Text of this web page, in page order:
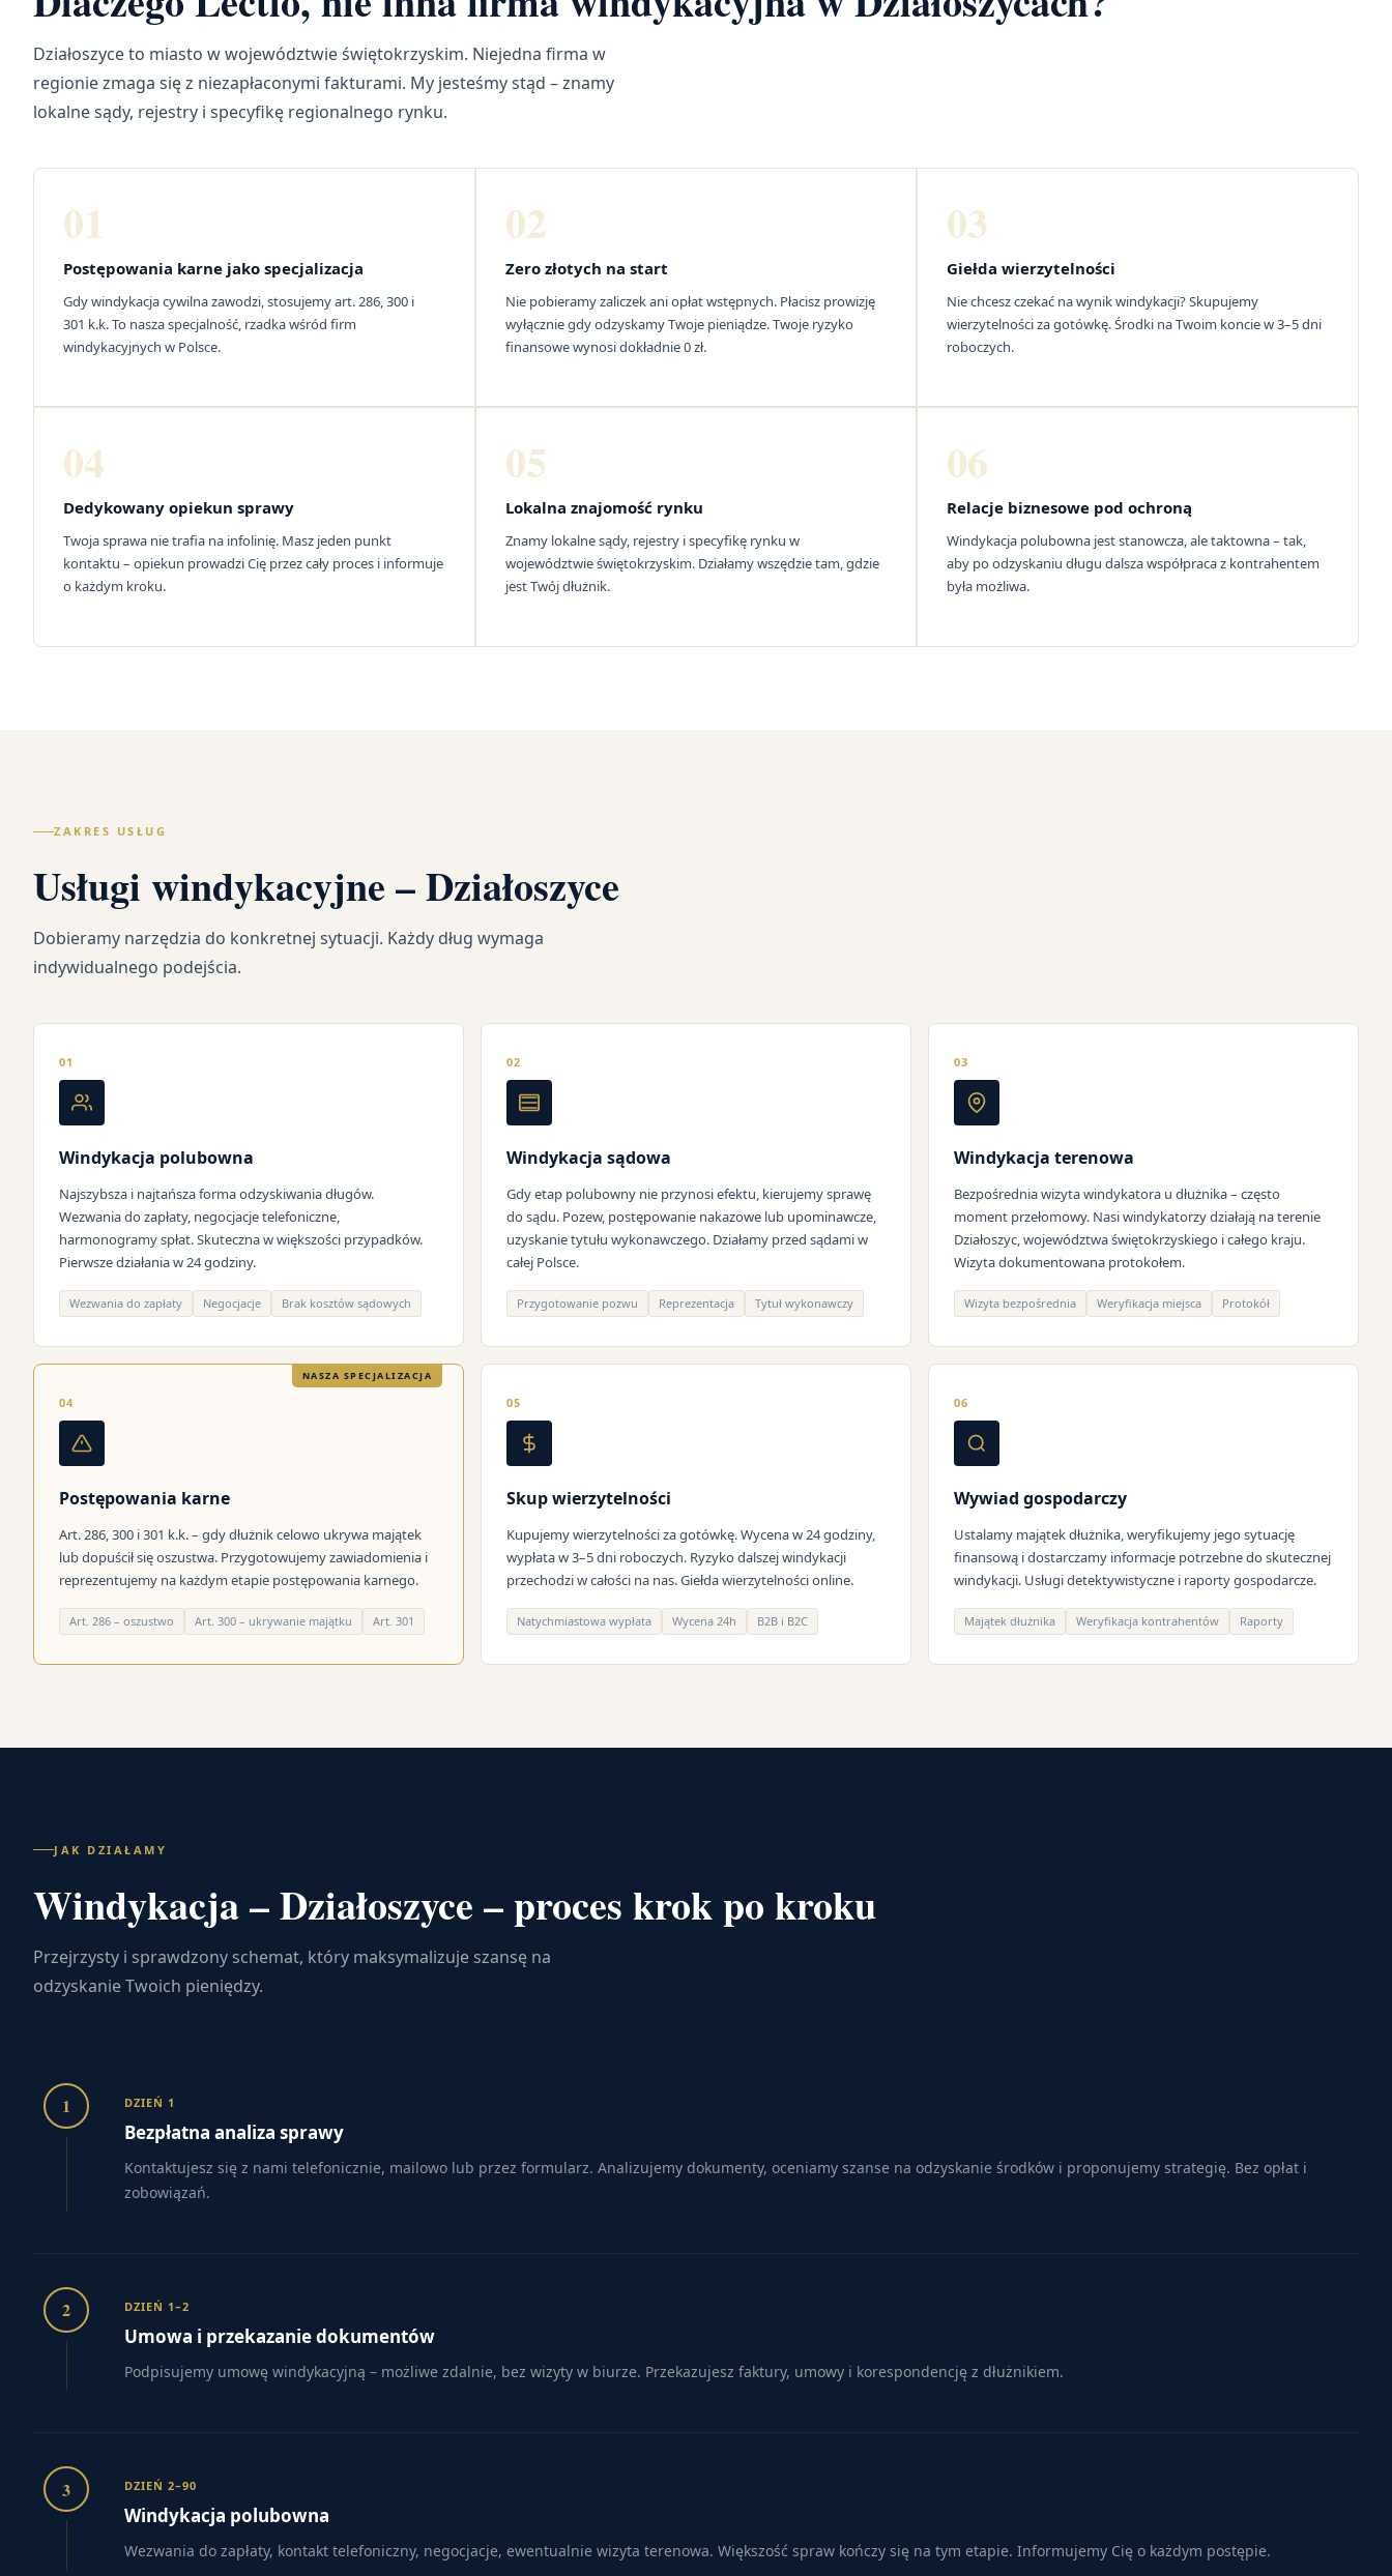
Działoszyce to miasto w województwie świętokrzyskim. Niejedna firma w
regionie zmaga się z niezapłaconymi fakturami. My jesteśmy stąd – znamy
lokalne sądy, rejestry i specyfikę regionalnego rynku.
01
Postępowania karne jako specjalizacja
Gdy windykacja cywilna zawodzi, stosujemy art. 286, 300 i
301 k.k. To nasza specjalność, rzadka wśród firm
windykacyjnych w Polsce.
02
Zero złotych na start
Nie pobieramy zaliczek ani opłat wstępnych. Płacisz prowizję
wyłącznie gdy odzyskamy Twoje pieniądze. Twoje ryzyko
finansowe wynosi dokładnie 0 zł.
03
Giełda wierzytelności
Nie chcesz czekać na wynik windykacji? Skupujemy
wierzytelności za gotówkę. Środki na Twoim koncie w 3–5 dni
roboczych.
04
Dedykowany opiekun sprawy
Twoja sprawa nie trafia na infolinię. Masz jeden punkt
kontaktu – opiekun prowadzi Cię przez cały proces i informuje
o każdym kroku.
05
Lokalna znajomość rynku
Znamy lokalne sądy, rejestry i specyfikę rynku w
województwie świętokrzyskim. Działamy wszędzie tam, gdzie
jest Twój dłużnik.
06
Relacje biznesowe pod ochroną
Windykacja polubowna jest stanowcza, ale taktowna – tak,
aby po odzyskaniu długu dalsza współpraca z kontrahentem
była możliwa.
ZAKRES USŁUG
Usługi windykacyjne – Działoszyce
Dobieramy narzędzia do konkretnej sytuacji. Każdy dług wymaga
indywidualnego podejścia.
01
Windykacja polubowna
Najszybsza i najtańsza forma odzyskiwania długów.
Wezwania do zapłaty, negocjacje telefoniczne,
harmonogramy spłat. Skuteczna w większości przypadków.
Pierwsze działania w 24 godziny.
Wezwania do zapłaty Negocjacje Brak kosztów sądowych
02
Windykacja sądowa
Gdy etap polubowny nie przynosi efektu, kierujemy sprawę
do sądu. Pozew, postępowanie nakazowe lub upominawcze,
uzyskanie tytułu wykonawczego. Działamy przed sądami w
całej Polsce.
Przygotowanie pozwu Reprezentacja Tytuł wykonawczy
03
Windykacja terenowa
Bezpośrednia wizyta windykatora u dłużnika – często
moment przełomowy. Nasi windykatorzy działają na terenie
Działoszyc, województwa świętokrzyskiego i całego kraju.
Wizyta dokumentowana protokołem.
Wizyta bezpośrednia Weryfikacja miejsca Protokół
NASZA SPECJALIZACJA
04
Postępowania karne
Art. 286, 300 i 301 k.k. – gdy dłużnik celowo ukrywa majątek
lub dopuścił się oszustwa. Przygotowujemy zawiadomienia i
reprezentujemy na każdym etapie postępowania karnego.
Art. 286 – oszustwo Art. 300 – ukrywanie majątku Art. 301
05
Skup wierzytelności
Kupujemy wierzytelności za gotówkę. Wycena w 24 godziny,
wypłata w 3–5 dni roboczych. Ryzyko dalszej windykacji
przechodzi w całości na nas. Giełda wierzytelności online.
Natychmiastowa wypłata Wycena 24h B2B i B2C
06
Wywiad gospodarczy
Ustalamy majątek dłużnika, weryfikujemy jego sytuację
finansową i dostarczamy informacje potrzebne do skutecznej
windykacji. Usługi detektywistyczne i raporty gospodarcze.
Majątek dłużnika Weryfikacja kontrahentów Raporty
JAK DZIAŁAMY
Windykacja – Działoszyce – proces krok po kroku
Przejrzysty i sprawdzony schemat, który maksymalizuje szansę na
odzyskanie Twoich pieniędzy.
1 DZIEŃ 1
Bezpłatna analiza sprawy
Kontaktujesz się z nami telefonicznie, mailowo lub przez formularz. Analizujemy dokumenty, oceniamy szanse na odzyskanie środków i proponujemy strategię. Bez opłat i
zobowiązań.
2 DZIEŃ 1–2
Umowa i przekazanie dokumentów
Podpisujemy umowę windykacyjną – możliwe zdalnie, bez wizyty w biurze. Przekazujesz faktury, umowy i korespondencję z dłużnikiem.
3 DZIEŃ 2–90
Windykacja polubowna
Wezwania do zapłaty, kontakt telefoniczny, negocjacje, ewentualnie wizyta terenowa. Większość spraw kończy się na tym etapie. Informujemy Cię o każdym postępie.